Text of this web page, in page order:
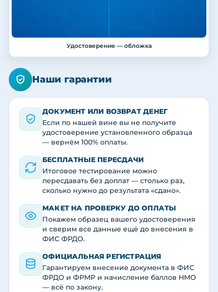
Удостоверение — обложка
Наши гарантии
ДОКУМЕНТ ИЛИ ВОЗВРАТ ДЕНЕГ
Если по нашей вине вы не получите
удостоверение установленного образца
— вернём 100% оплаты.
БЕСПЛАТНЫЕ ПЕРЕСДАЧИ
Итоговое тестирование можно
пересдавать без доплат — столько раз,
сколько нужно до результата «сдано».
МАКЕТ НА ПРОВЕРКУ ДО ОПЛАТЫ
Покажем образец вашего удостоверения
и сверим все данные ещё до внесения в
ФИС ФРДО.
ОФИЦИАЛЬНАЯ РЕГИСТРАЦИЯ
Гарантируем внесение документа в ФИС
ФРДО и ФРМР и начисление баллов НМО
— всё по закону.